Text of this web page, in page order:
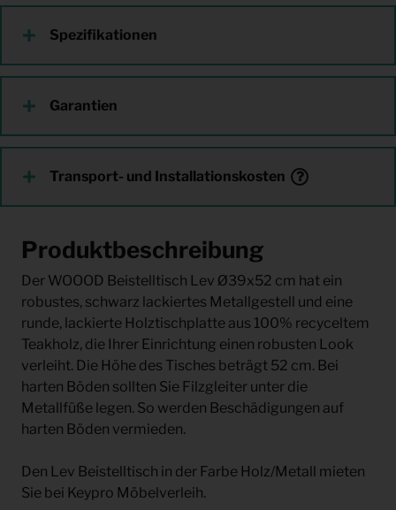
Spezifikationen
Garantien
Transport- und Installationskosten
Produktbeschreibung
Der WOOOD Beistelltisch Lev Ø39x52 cm hat ein
robustes, schwarz lackiertes Metallgestell und eine
runde, lackierte Holztischplatte aus 100% recyceltem
Teakholz, die Ihrer Einrichtung einen robusten Look
verleiht. Die Höhe des Tisches beträgt 52 cm. Bei
harten Böden sollten Sie Filzgleiter unter die
Metallfüße legen. So werden Beschädigungen auf
harten Böden vermieden.
Den Lev Beistelltisch in der Farbe Holz/Metall mieten
Sie bei Keypro Möbelverleih.